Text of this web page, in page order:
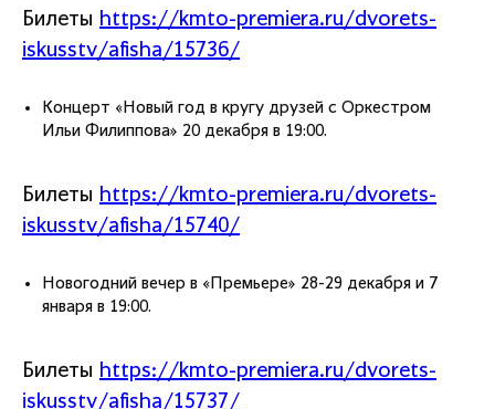
Билеты https://kmto-premiera.ru/dvorets-
iskusstv/afisha/15736/
Концерт «Новый год в кругу друзей с Оркестром
Ильи Филиппова» 20 декабря в 19:00.
Билеты https://kmto-premiera.ru/dvorets-
iskusstv/afisha/15740/
Новогодний вечер в «Премьере» 28-29 декабря и 7
января в 19:00.
Билеты https://kmto-premiera.ru/dvorets-
iskusstv/afisha/15737/